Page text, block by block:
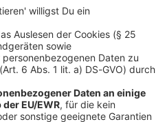
INTERESSIEREN